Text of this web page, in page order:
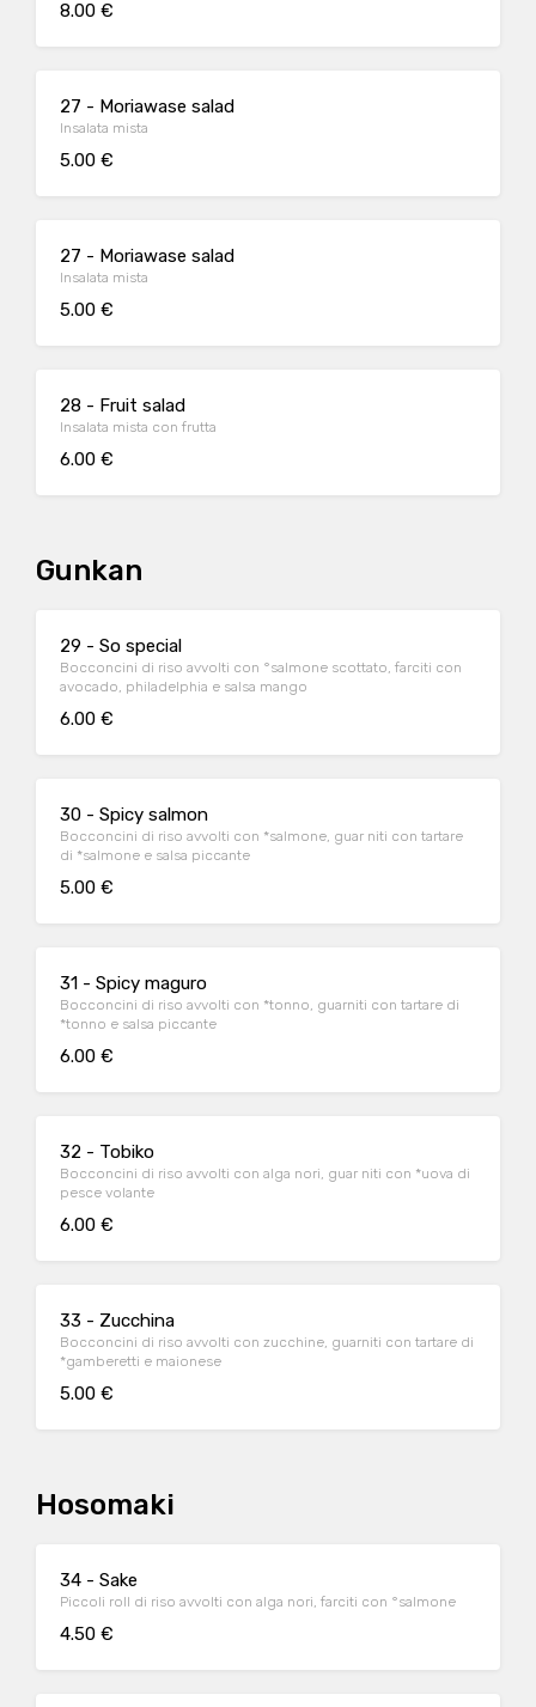
8.00 €
27 - Moriawase salad
Insalata mista
5.00 €
27 - Moriawase salad
Insalata mista
5.00 €
28 - Fruit salad
Insalata mista con frutta
6.00 €
Gunkan
29 - So special
Bocconcini di riso avvolti con °salmone scottato, farciti con
avocado, philadelphia e salsa mango
6.00 €
30 - Spicy salmon
Bocconcini di riso avvolti con *salmone, guar niti con tartare
di *salmone e salsa piccante
5.00 €
31 - Spicy maguro
Bocconcini di riso avvolti con *tonno, guarniti con tartare di
*tonno e salsa piccante
6.00 €
32 - Tobiko
Bocconcini di riso avvolti con alga nori, guar niti con *uova di
pesce volante
6.00 €
33 - Zucchina
Bocconcini di riso avvolti con zucchine, guarniti con tartare di
*gamberetti e maionese
5.00 €
Hosomaki
34 - Sake
Piccoli roll di riso avvolti con alga nori, farciti con °salmone
4.50 €